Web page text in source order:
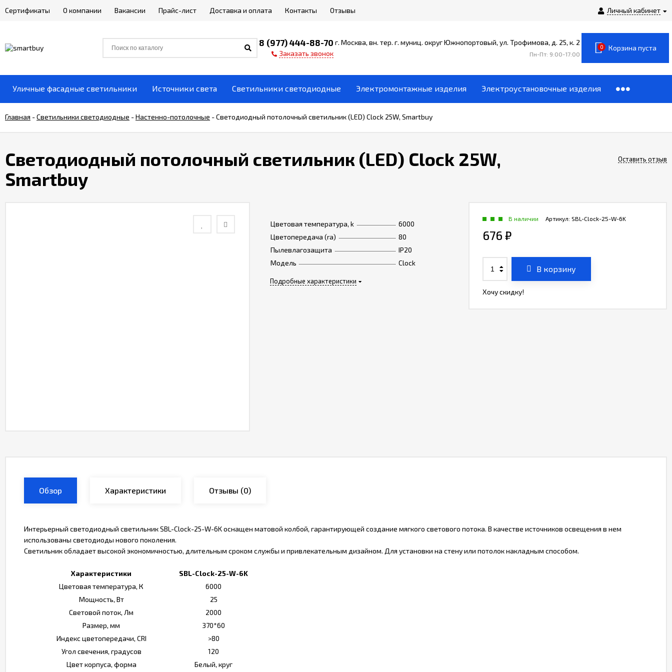
Личный кабинет
Сертификаты О компании Вакансии Прайс-лист Доставка и оплата Контакты Отзывы
8 (977) 444-88-70
Заказать звонок
г. Москва, вн. тер. г. муниц. округ Южнопортовый, ул. Трофимова, д. 25, к. 2
Пн-Пт: 9:00-17:00
0 Корзина пуста
Уличные фасадные светильники Источники света Светильники светодиодные Электромонтажные изделия Электроустановочные изделия
Главная -Светильники светодиодные -Настенно-потолочные -Светодиодный потолочный светильник (LED) Clock 25W, Smartbuy
Светодиодный потолочный светильник (LED) Clock 25W,
Smartbuy
Оставить отзыв
Цветовая температура, k
6000
Цветопередача (ra)
80
Пылевлагозащита
IP20
Модель
Clock
Подробные характеристики
Артикул: SBL-Clock-25-W-6K
В наличии
676 ₽
В корзину
Хочу скидку!
Обзор Характеристики Отзывы (0)
Интерьерный светодиодный светильник SBL-Clock-25-W-6K оснащен матовой колбой, гарантирующей создание мягкого светового потока. В качестве источников освещения в нем
использованы светодиоды нового поколения.
Светильник обладает высокой экономичностью, длительным сроком службы и привлекательным дизайном. Для установки на стену или потолок накладным способом.
Характеристики
SBL-Clock-25-W-6K
Цветовая температура, К
6000
Мощность, Вт
25
Световой поток, Лм
2000
Размер, мм
370*60
Индекс цветопередачи, CRI
>80
Угол свечения, градусов
120
Цвет корпуса, форма
Белый, круг